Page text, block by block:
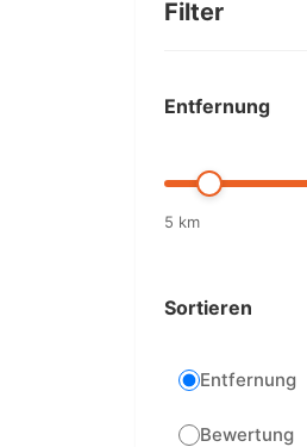
Filter
Entfernung
5 km
Sortieren
Entfernung
Bewertung